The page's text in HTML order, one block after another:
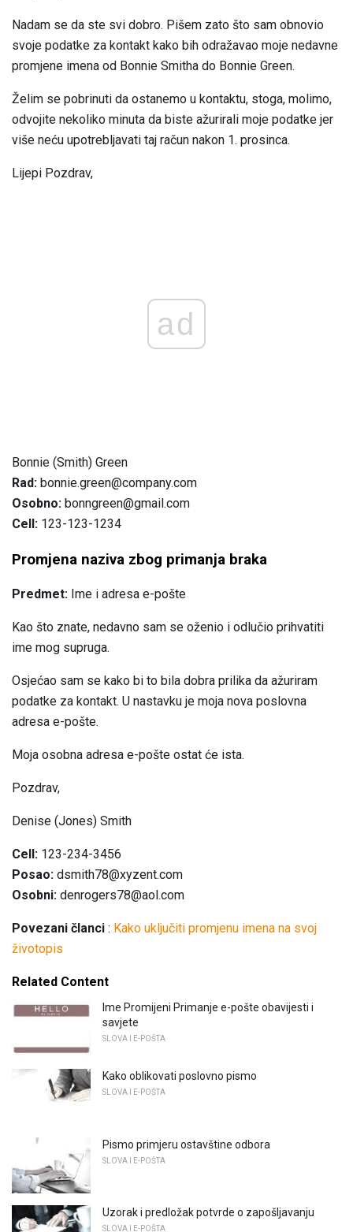
Nadam se da ste svi dobro. Pišem zato što sam obnovio
svoje podatke za kontakt kako bih odražavao moje nedavne
promjene imena od Bonnie Smitha do Bonnie Green.
Želim se pobrinuti da ostanemo u kontaktu, stoga, molimo,
odvojite nekoliko minuta da biste ažurirali moje podatke jer
više neću upotrebljavati taj račun nakon 1. prosinca.
Lijepi Pozdrav,
ad
Bonnie (Smith) Green
Rad: bonnie.green@company.com
Osobno: bonngreen@gmail.com
Cell: 123-123-1234
Promjena naziva zbog primanja braka
Predmet: Ime i adresa e-pošte
Kao što znate, nedavno sam se oženio i odlučio prihvatiti
ime mog supruga.
Osjećao sam se kako bi to bila dobra prilika da ažuriram
podatke za kontakt. U nastavku je moja nova poslovna
adresa e-pošte.
Moja osobna adresa e-pošte ostat će ista.
Pozdrav,
Denise (Jones) Smith
Cell: 123-234-3456
Posao: dsmith78@xyzent.com
Osobni: denrogers78@aol.com
Povezani članci : Kako uključiti promjenu imena na svoj
životopis
Related Content
Ime Promijeni Primanje e-pošte obavijesti i
savjete
SLOVA I E-POŠTA
Kako oblikovati poslovno pismo
SLOVA I E-POŠTA
Pismo primjeru ostavštine odbora
SLOVA I E-POŠTA
Uzorak i predložak potvrde o zapošljavanju
SLOVA I E-POŠTA